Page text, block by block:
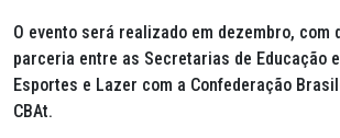
O evento será realizado em dezembro, com
parceria entre as Secretarias de Educação
Esportes e Lazer com a Confederação
CBAt.